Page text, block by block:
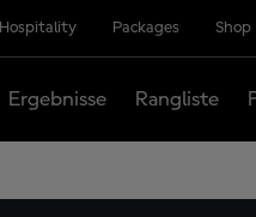
Hospitality Packages Shop
Ergebnisse Rangliste